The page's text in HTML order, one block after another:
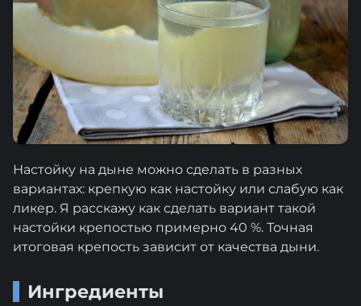
Настойку на дыне можно сделать в разных
вариантах: крепкую как настойку или слабую как
ликер. Я расскажу как сделать вариант такой
настойки крепостью примерно 40 %. Точная
итоговая крепость зависит от качества дыни.
Ингредиенты